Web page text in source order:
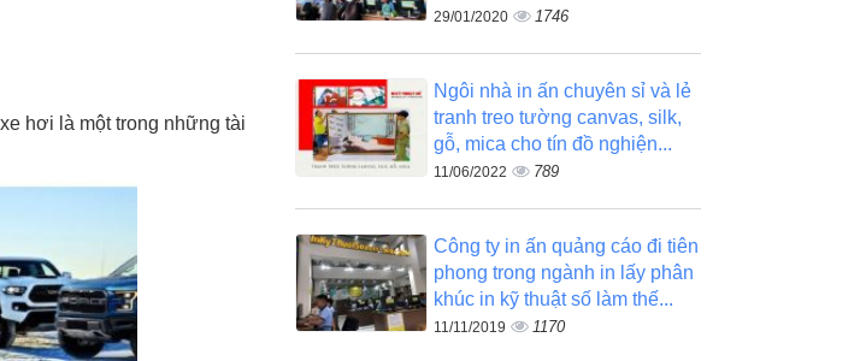
hơi là một trong những tài
29/01/2020 1746
Ngôi nhà in ấn chuyên sỉ và lẻ
tranh treo tường canvas, silk,
gỗ, mica cho tín đồ nghiện...
11/06/2022 789
Công ty in ấn quảng cáo đi tiên
phong trong ngành in lấy phân
khúc in kỹ thuật số làm thế...
11/11/2019 1170